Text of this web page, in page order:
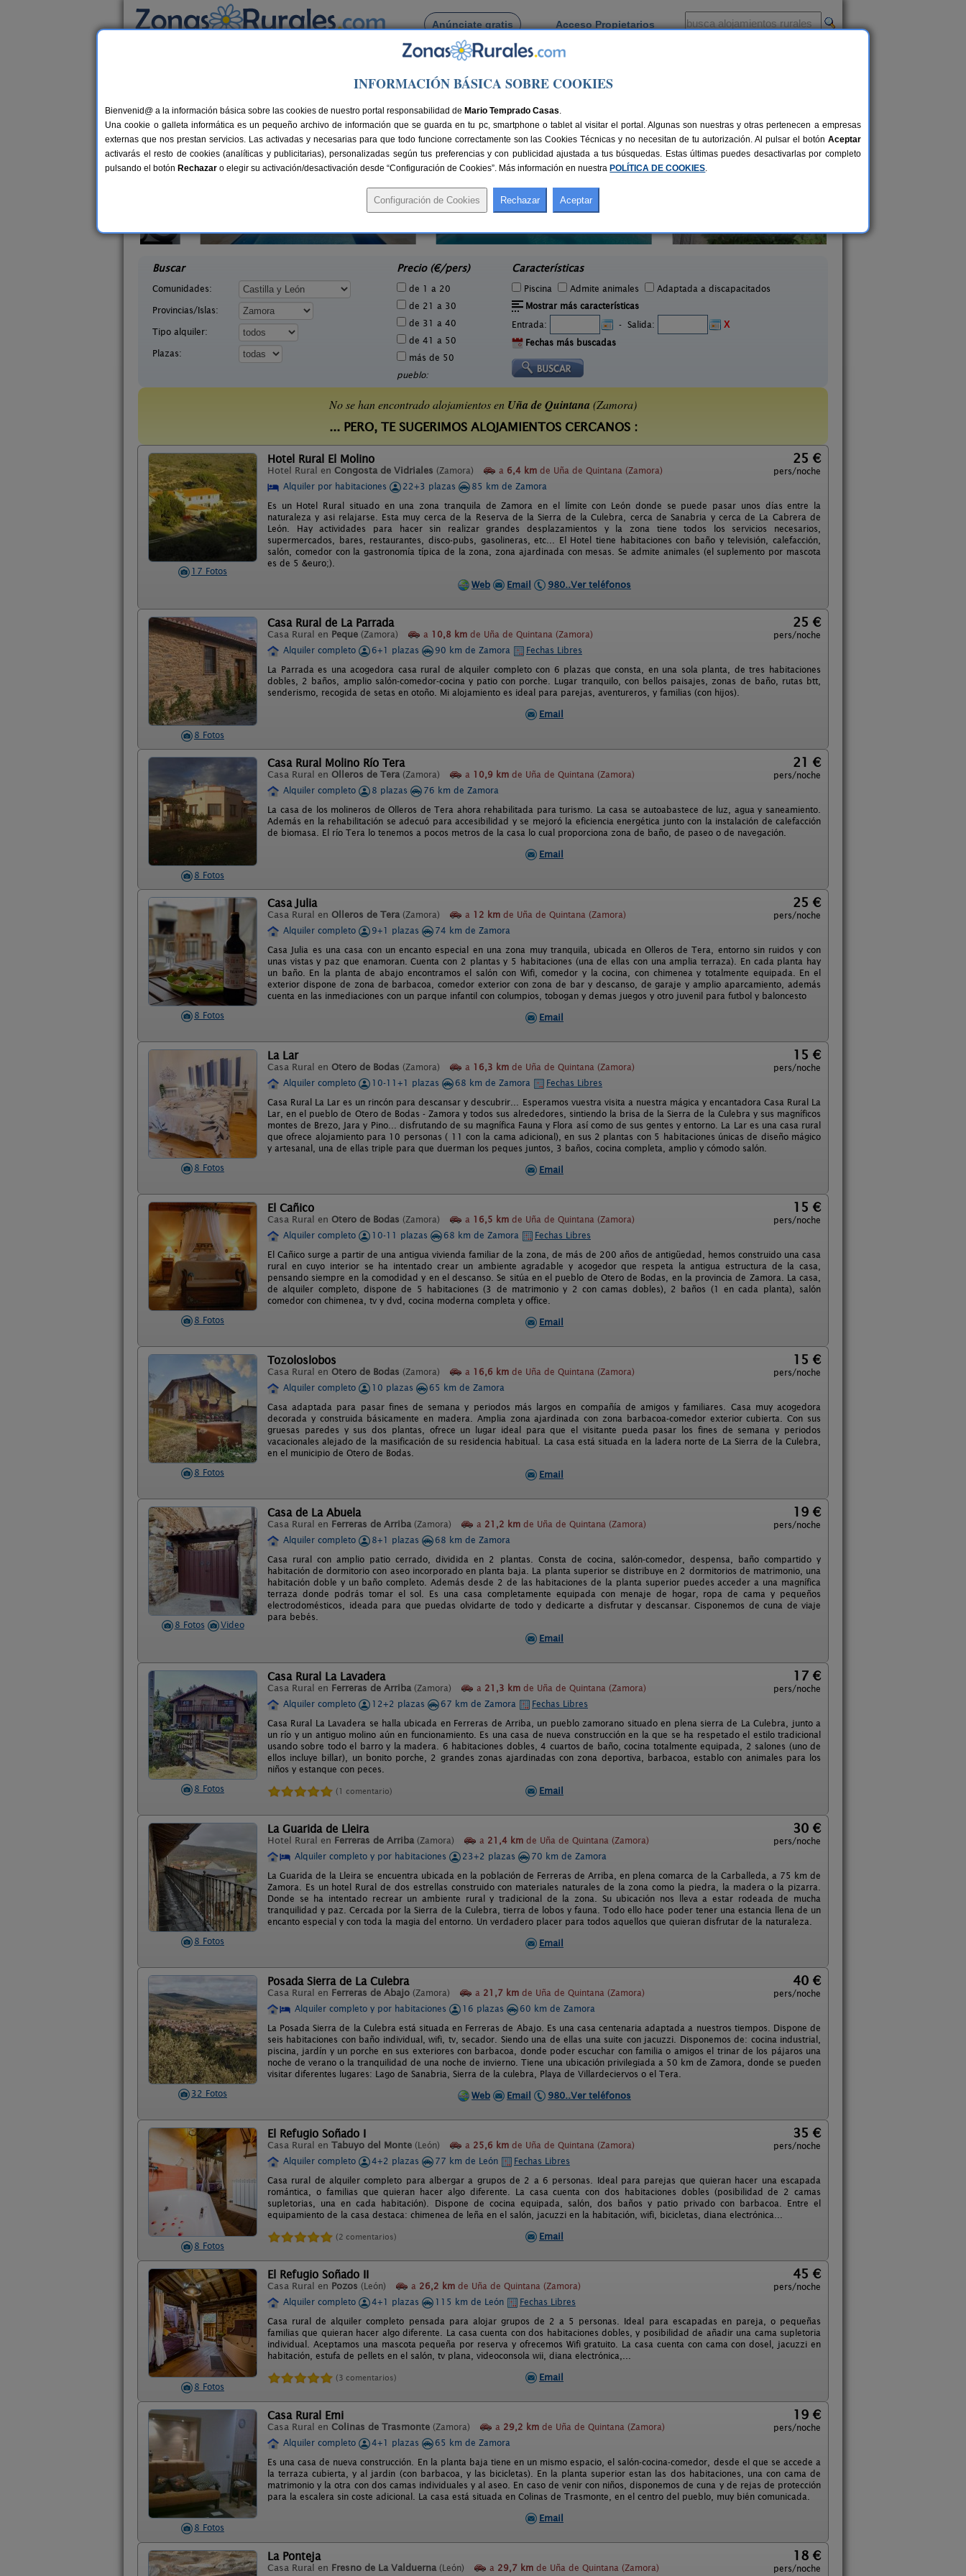
Anúnciate gratis Acceso Propietarios
Busca por pueblo
> Uña de Quintana
Casas Rurales cerca de Uña de Quintana
30 €
Molino 1914
Formariz de Sayago
Buscar
Comunidades:
Provincias/Islas:
Tipo alquiler:
Plazas:
Precio (€/pers)
de 1 a 20
de 21 a 30
de 31 a 40
de 41 a 50
más de 50
pueblo:
Características
Piscina Admite animales
Adaptada a discapacitados
Mostrar más características
Entrada:
- Salida:
X
Fechas más buscadas
No se han encontrado alojamientos en Uña de Quintana (Zamora)
... PERO, TE SUGERIMOS ALOJAMIENTOS CERCANOS :
17 Fotos
Hotel Rural El Molino
Hotel Rural en Congosta de Vidriales (Zamora) a 6,4 km de Uña de Quintana (Zamora)
25 €
pers/noche
Alquiler por habitaciones
22+3 plazas
85 km de Zamora
Es un Hotel Rural situado en una zona tranquila de Zamora en el límite con León donde se puede pasar unos días entre la
naturaleza y asi relajarse. Esta muy cerca de la Reserva de la Sierra de la Culebra, cerca de Sanabria y cerca de La Cabrera de
León. Hay actividades para hacer sin realizar grandes desplazamientos y la zona tiene todos los servicios necesarios,
supermercados, bares, restaurantes, disco-pubs, gasolineras, etc... El Hotel tiene habitaciones con baño y televisión, calefacción,
salón, comedor con la gastronomía típica de la zona, zona ajardinada con mesas. Se admite animales (el suplemento por mascota
es de 5 &euro;).
Web
Email 980..Ver teléfonos
8 Fotos
Casa Rural de La Parrada
Casa Rural en Peque (Zamora) a 10,8 km de Uña de Quintana (Zamora)
25 €
pers/noche
Alquiler completo
6+1 plazas 90 km de Zamora
Fechas Libres
La Parrada es una acogedora casa rural de alquiler completo con 6 plazas que consta, en una sola planta, de tres habitaciones
dobles, 2 baños, amplio salón-comedor-cocina y patio con porche. Lugar tranquilo, con bellos paisajes, zonas de baño, rutas btt,
senderismo, recogida de setas en otoño. Mi alojamiento es ideal para parejas, aventureros, y familias (con hijos).
Email
8 Fotos
Casa Rural Molino Río Tera
Casa Rural en Olleros de Tera (Zamora) a 10,9 km de Uña de Quintana (Zamora)
21 €
pers/noche
Alquiler completo
8 plazas
76 km de Zamora
La casa de los molineros de Olleros de Tera ahora rehabilitada para turismo. La casa se autoabastece de luz, agua y saneamiento.
Además en la rehabilitación se adecuó para accesibilidad y se mejoró la eficiencia energética junto con la instalación de calefacción
de biomasa. El río Tera lo tenemos a pocos metros de la casa lo cual proporciona zona de baño, de paseo o de navegación.
Email
8 Fotos
Casa Julia
Casa Rural en Olleros de Tera (Zamora) a 12 km de Uña de Quintana (Zamora)
25 €
pers/noche
Alquiler completo
9+1 plazas
74 km de Zamora
Casa Julia es una casa con un encanto especial en una zona muy tranquila, ubicada en Olleros de Tera, entorno sin ruidos y con
unas vistas y paz que enamoran. Cuenta con 2 plantas y 5 habitaciones (una de ellas con una amplia terraza). En cada planta hay
un baño. En la planta de abajo encontramos el salón con Wifi, comedor y la cocina, con chimenea y totalmente equipada. En el
exterior dispone de zona de barbacoa, comedor exterior con zona de bar y descanso, de garaje y amplio aparcamiento, además
cuenta en las inmediaciones con un parque infantil con columpios, tobogan y demas juegos y otro juvenil para futbol y baloncesto
Email
8 Fotos
La Lar
Casa Rural en Otero de Bodas (Zamora) a 16,3 km de Uña de Quintana (Zamora)
15 €
pers/noche
Alquiler completo
10-11+1 plazas 68 km de Zamora
Fechas Libres
Casa Rural La Lar es un rincón para descansar y descubrir... Esperamos vuestra visita a nuestra mágica y encantadora Casa Rural La
Lar, en el pueblo de Otero de Bodas - Zamora y todos sus alrededores, sintiendo la brisa de la Sierra de la Culebra y sus magníficos
montes de Brezo, Jara y Pino... disfrutando de su magnífica Fauna y Flora así como de sus gentes y entorno. La Lar es una casa rural
que ofrece alojamiento para 10 personas ( 11 con la cama adicional), en sus 2 plantas con 5 habitaciones únicas de diseño mágico
y artesanal, una de ellas triple para que duerman los peques juntos, 3 baños, cocina completa, amplio y cómodo salón.
Email
8 Fotos
El Cañico
Casa Rural en Otero de Bodas (Zamora) a 16,5 km de Uña de Quintana (Zamora)
15 €
pers/noche
Alquiler completo
10-11 plazas 68 km de Zamora
Fechas Libres
El Cañico surge a partir de una antigua vivienda familiar de la zona, de más de 200 años de antigüedad, hemos construido una casa
rural en cuyo interior se ha intentado crear un ambiente agradable y acogedor que respeta la antigua estructura de la casa,
pensando siempre en la comodidad y en el descanso. Se sitúa en el pueblo de Otero de Bodas, en la provincia de Zamora. La casa,
de alquiler completo, dispone de 5 habitaciones (3 de matrimonio y 2 con camas dobles), 2 baños (1 en cada planta), salón
comedor con chimenea, tv y dvd, cocina moderna completa y office.
Email
8 Fotos
Tozoloslobos
Casa Rural en Otero de Bodas (Zamora) a 16,6 km de Uña de Quintana (Zamora)
15 €
pers/noche
Alquiler completo
10 plazas
65 km de Zamora
Casa adaptada para pasar fines de semana y periodos más largos en compañía de amigos y familiares. Casa muy acogedora
decorada y construida básicamente en madera. Amplia zona ajardinada con zona barbacoa-comedor exterior cubierta. Con sus
gruesas paredes y sus dos plantas, ofrece un lugar ideal para que el visitante pueda pasar los fines de semana y periodos
vacacionales alejado de la masificación de su residencia habitual. La casa está situada en la ladera norte de La Sierra de la Culebra,
en el municipio de Otero de Bodas.
Email
8 Fotos Video
Casa de La Abuela
Casa Rural en Ferreras de Arriba (Zamora) a 21,2 km de Uña de Quintana (Zamora)
19 €
pers/noche
Alquiler completo
8+1 plazas
68 km de Zamora
Casa rural con amplio patio cerrado, dividida en 2 plantas. Consta de cocina, salón-comedor, despensa, baño compartido y
habitación de dormitorio con aseo incorporado en planta baja. La planta superior se distribuye en 2 dormitorios de matrimonio, una
habitación doble y un baño completo. Además desde 2 de las habitaciones de la planta superior puedes acceder a una magnífica
terraza donde podrás tomar el sol. Es una casa completamente equipada con menaje de hogar, ropa de cama y pequeños
electrodomésticos, ideada para que puedas olvidarte de todo y dedicarte a disfrutar y descansar. Cisponemos de cuna de viaje
para bebés.
Email
8 Fotos
Casa Rural La Lavadera
Casa Rural en Ferreras de Arriba (Zamora) a 21,3 km de Uña de Quintana (Zamora)
17 €
pers/noche
Alquiler completo
12+2 plazas 67 km de Zamora
Fechas Libres
Casa Rural La Lavadera se halla ubicada en Ferreras de Arriba, un pueblo zamorano situado en plena sierra de La Culebra, junto a
un río y un antiguo molino aún en funcionamiento. Es una casa de nueva construcción en la que se ha respetado el estilo tradicional
usando sobre todo el barro y la madera. 6 habitaciones dobles, 4 cuartos de baño, cocina totalmente equipada, 2 salones (uno de
ellos incluye billar), un bonito porche, 2 grandes zonas ajardinadas con zona deportiva, barbacoa, establo con animales para los
niños y estanque con peces.
(1 comentario) Email
8 Fotos
La Guarida de Lleira
Hotel Rural en Ferreras de Arriba (Zamora) a 21,4 km de Uña de Quintana (Zamora)
30 €
pers/noche
Alquiler completo y por habitaciones
23+2 plazas
70 km de Zamora
La Guarida de la Lleira se encuentra ubicada en la población de Ferreras de Arriba, en plena comarca de la Carballeda, a 75 km de
Zamora. Es un hotel Rural de dos estrellas construido con materiales naturales de la zona como la piedra, la madera o la pizarra.
Donde se ha intentado recrear un ambiente rural y tradicional de la zona. Su ubicación nos lleva a estar rodeada de mucha
tranquilidad y paz. Cercada por la Sierra de la Culebra, tierra de lobos y fauna. Todo ello hace poder tener una estancia llena de un
encanto especial y con toda la magia del entorno. Un verdadero placer para todos aquellos que quieran disfrutar de la naturaleza.
Email
32 Fotos
Posada Sierra de La Culebra
Casa Rural en Ferreras de Abajo (Zamora) a 21,7 km de Uña de Quintana (Zamora)
40 €
pers/noche
Alquiler completo y por habitaciones
16 plazas
60 km de Zamora
La Posada Sierra de la Culebra está situada en Ferreras de Abajo. Es una casa centenaria adaptada a nuestros tiempos. Dispone de
seis habitaciones con baño individual, wifi, tv, secador. Siendo una de ellas una suite con jacuzzi. Disponemos de: cocina industrial,
piscina, jardín y un porche en sus exteriores con barbacoa, donde poder escuchar con familia o amigos el trinar de los pájaros una
noche de verano o la tranquilidad de una noche de invierno. Tiene una ubicación privilegiada a 50 km de Zamora, donde se pueden
visitar diferentes lugares: Lago de Sanabria, Sierra de la culebra, Playa de Villardeciervos o el Tera.
Web
Email 980..Ver teléfonos
8 Fotos
El Refugio Soñado I
Casa Rural en Tabuyo del Monte (León) a 25,6 km de Uña de Quintana (Zamora)
35 €
pers/noche
Alquiler completo
4+2 plazas 77 km de León
Fechas Libres
Casa rural de alquiler completo para albergar a grupos de 2 a 6 personas. Ideal para parejas que quieran hacer una escapada
romántica, o familias que quieran hacer algo diferente. La casa cuenta con dos habitaciones dobles (posibilidad de 2 camas
supletorias, una en cada habitación). Dispone de cocina equipada, salón, dos baños y patio privado con barbacoa. Entre el
equipamiento de la casa destaca: chimenea de leña en el salón, jacuzzi en la habitación, wifi, bicicletas, diana electrónica...
(2 comentarios) Email
8 Fotos
El Refugio Soñado II
Casa Rural en Pozos (León) a 26,2 km de Uña de Quintana (Zamora)
45 €
pers/noche
Alquiler completo
4+1 plazas 115 km de León
Fechas Libres
Casa rural de alquiler completo pensada para alojar grupos de 2 a 5 personas. Ideal para escapadas en pareja, o pequeñas
familias que quieran hacer algo diferente. La casa cuenta con dos habitaciones dobles, y posibilidad de añadir una cama supletoria
individual. Aceptamos una mascota pequeña por reserva y ofrecemos Wifi gratuito. La casa cuenta con cama con dosel, jacuzzi en
habitación, estufa de pellets en el salón, tv plana, videoconsola wii, diana electrónica,...
(3 comentarios) Email
8 Fotos
Casa Rural Emi
Casa Rural en Colinas de Trasmonte (Zamora) a 29,2 km de Uña de Quintana (Zamora)
19 €
pers/noche
Alquiler completo
4+1 plazas
65 km de Zamora
Es una casa de nueva construcción. En la planta baja tiene en un mismo espacio, el salón-cocina-comedor, desde el que se accede a
la terraza cubierta, y al jardin (con barbacoa, y las bicicletas). En la planta superior estan las dos habitaciones, una con cama de
matrimonio y la otra con dos camas individuales y al aseo. En caso de venir con niños, disponemos de cuna y de rejas de protección
para la escalera sin coste adicional. La casa está situada en Colinas de Trasmonte, en el centro del pueblo, muy bién comunicada.
Email
La Ponteja
Casa Rural en Fresno de La Valduerna (León) a 29,7 km de Uña de Quintana (Zamora)
18 €
pers/noche
INFORMACIÓN BÁSICA SOBRE COOKIES
Bienvenid@ a la información básica sobre las cookies de nuestro portal responsabilidad de Mario Temprado Casas.
Una cookie o galleta informática es un pequeño archivo de información que se guarda en tu pc, smartphone o tablet al visitar el portal. Algunas son nuestras y otras pertenecen a empresas
externas que nos prestan servicios. Las activadas y necesarias para que todo funcione correctamente son las Cookies Técnicas y no necesitan de tu autorización. Al pulsar el botón Aceptar
activarás el resto de cookies (analíticas y publicitarias), personalizadas según tus preferencias y con publicidad ajustada a tus búsquedas. Estas últimas puedes desactivarlas por completo
pulsando el botón Rechazar o elegir su activación/desactivación desde “Configuración de Cookies”. Más información en nuestra POLÍTICA DE COOKIES.